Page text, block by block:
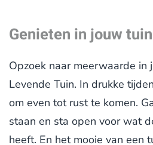
Genieten in jouw tuin
Opzoek naar meerwaarde in
Levende Tuin. In drukke
om even tot rust te komen.
staan en sta open voor wat
heeft. En het mooie van een